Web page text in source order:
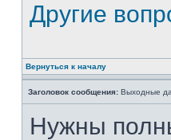
Другие
Вернуться к началу
Заголовок сообщения: Выходные
Нужны